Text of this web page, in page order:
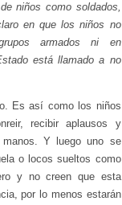
niños como soldados,
en que los niños no
armados ni en
está llamado a no
Es así como los niños
recibir aplausos y
Y luego uno se
o locos sueltos como
y no creen que esta
por lo menos estarán